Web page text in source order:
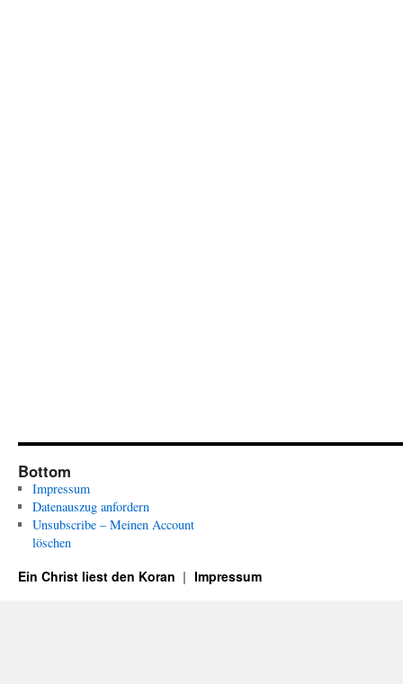
Bottom
Impressum
Datenauszug anfordern
Unsubscribe – Meinen Account
löschen
Ein Christ liest den Koran Impressum